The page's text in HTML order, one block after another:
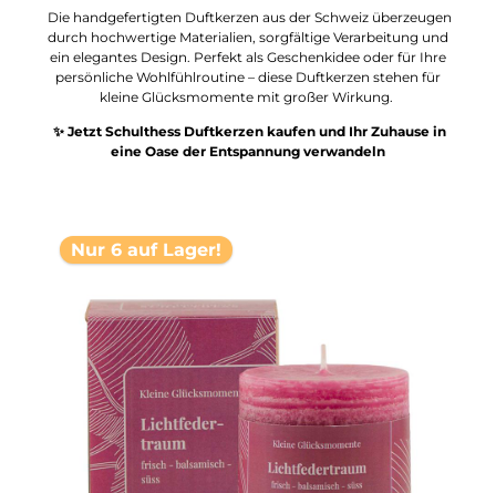
Die handgefertigten Duftkerzen aus der Schweiz überzeugen
durch hochwertige Materialien, sorgfältige Verarbeitung und
ein elegantes Design. Perfekt als Geschenkidee oder für Ihre
persönliche Wohlfühlroutine – diese Duftkerzen stehen für
kleine Glücksmomente mit großer Wirkung.
✨ Jetzt Schulthess Duftkerzen kaufen und Ihr Zuhause in
eine Oase der Entspannung verwandeln
Nur 6 auf Lager!